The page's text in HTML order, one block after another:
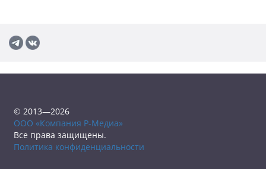
© 2013—2026
ООО «Компания Р-Медиа»
Все права защищены.
Политика конфиденциальности